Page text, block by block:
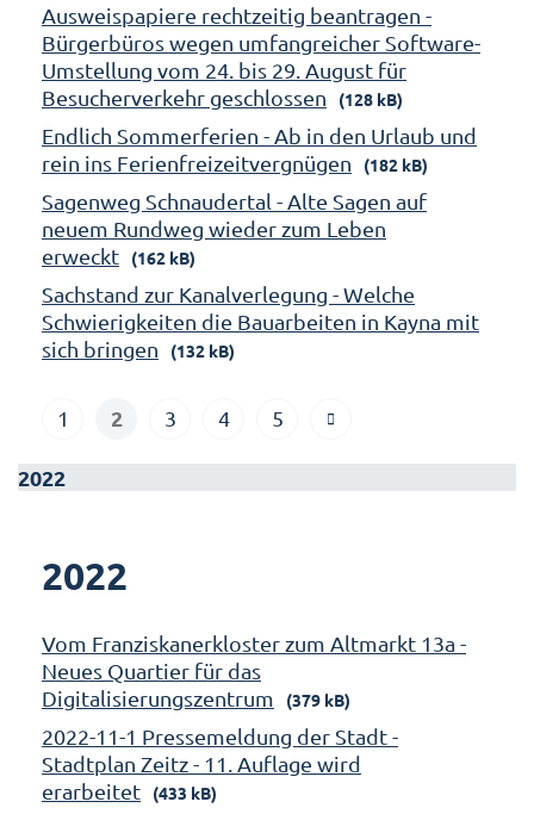
Ausweispapiere rechtzeitig beantragen -
Bürgerbüros wegen umfangreicher Software-
Umstellung vom 24. bis 29. August für
Besucherverkehr geschlossen
(128 kB)
Endlich Sommerferien - Ab in den Urlaub und
rein ins Ferienfreizeitvergnügen
(182 kB)
Sagenweg Schnaudertal - Alte Sagen auf
neuem Rundweg wieder zum Leben
erweckt
(162 kB)
Sachstand zur Kanalverlegung - Welche
Schwierigkeiten die Bauarbeiten in Kayna mit
sich bringen
(132 kB)
1 2 3 4 5
2022
2022
Vom Franziskanerkloster zum Altmarkt 13a -
Neues Quartier für das
Digitalisierungszentrum
(379 kB)
2022-11-1 Pressemeldung der Stadt -
Stadtplan Zeitz - 11. Auflage wird
erarbeitet
(433 kB)